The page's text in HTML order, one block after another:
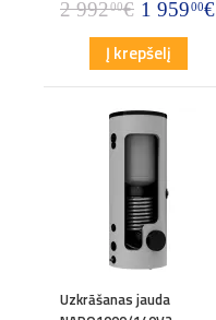
2 99200€ 1 95900€
Į krepšelį
Uzkrāšanas jauda